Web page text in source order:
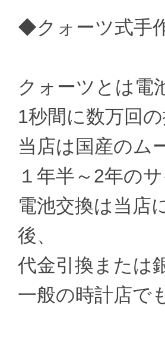
◆クォーツ式手
クォーツとは電
1秒間に数万回
当店は国産のム
１年半～2年の
電池交換は当店
後、
代金引換または
一般の時計店で